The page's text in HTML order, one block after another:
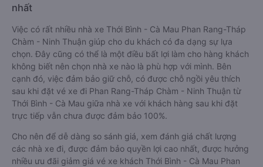
nhất
Việc có rất nhiều nhà xe Thới Bình - Cà Mau Phan Rang-Tháp
Chàm - Ninh Thuận giúp cho du khách có đa dạng sự lựa
chọn. Đây cũng có thể là một điều bất lợi làm cho hàng khách
không biết nên chọn nhà xe nào là phù hợp với mình. Bên
cạnh đó, việc đảm bảo giữ chỗ, có được chỗ ngồi yêu thích
sau khi đặt vé xe đi Phan Rang-Tháp Chàm - Ninh Thuận từ
Thới Bình - Cà Mau giữa nhà xe với khách hàng sau khi đặt
trực tiếp vẫn chưa được đảm bảo 100%.
Cho nên để dễ dàng so sánh giá, xem đánh giá chất lượng
các nhà xe đi, được đảm bảo quyền lợi cao nhất, được hưởng
nhiều ưu đãi giảm giá vé xe khách Thới Bình - Cà Mau Phan